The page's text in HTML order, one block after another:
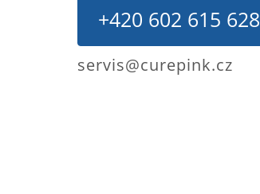
+420 602 615 628
servis@curepink.cz